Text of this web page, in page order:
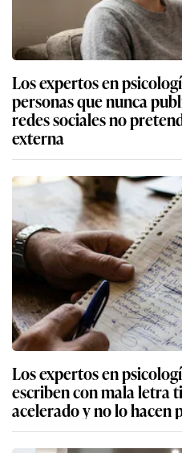
Los expertos en
personas que nunca
redes sociales no
externa
Los expertos en
escriben con mala letra
acelerado y no lo hacen